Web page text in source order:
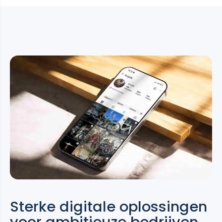
Sterke digitale oplossingen